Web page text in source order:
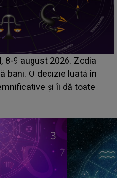
DETALIU ASCUNS
concurentul din
NEAȘTEPTATĂ
ei în față, eu nu te iubesc